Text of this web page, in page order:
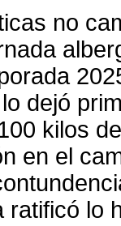
no
dejó
kilos
en el
ratificó lo